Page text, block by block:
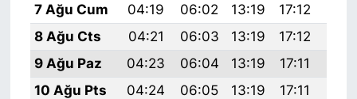
7 Ağu Cum
04:19 06:02 13:19 17:12
8 Ağu Cts
04:21 06:03 13:19 17:12
9 Ağu Paz
04:23 06:04 13:19 17:11
10 Ağu Pts
04:24 06:05 13:19 17:11